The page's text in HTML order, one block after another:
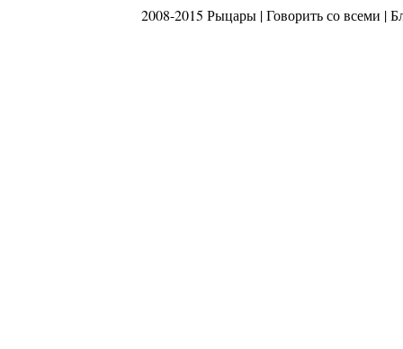
2008-2015 Рыцары |Говорить со всеми |